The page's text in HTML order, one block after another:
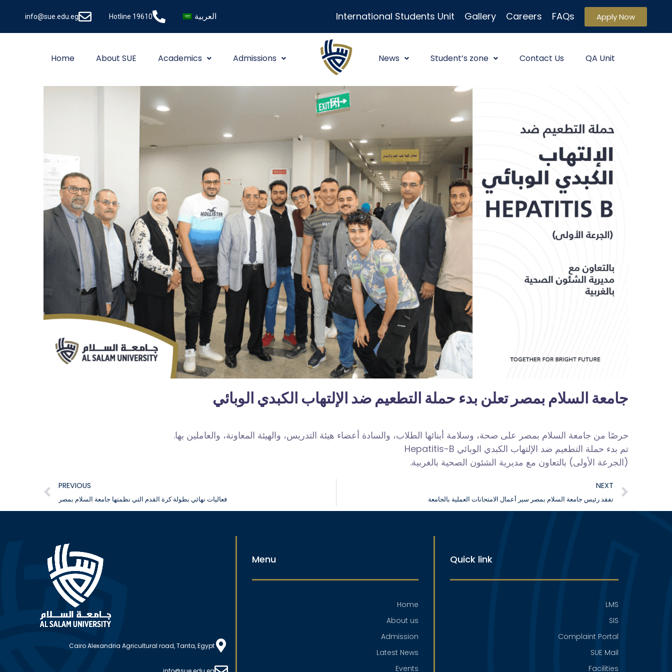
info@sue.edu.eg Hotline 19610 العربية International Students Unit Gallery Careers FAQs Apply Now
Home About SUE Academics Admissions News Student’s zone Contact Us QA Unit
جامعة السلام بمصر تعلن بدء حملة التطعيم ضد الإلتهاب الكبدي الوبائي
حرصًا من جامعة السلام بمصر على صحة، وسلامة أبنائها الطلاب، والسادة أعضاء هيئة التدريس، والهيئة المعاونة، والعاملين بها.
تم بدء حملة التطعيم ضد الإلتهاب الكبدي الوبائي Hepatitis-B
(الجرعة الأولى) بالتعاون مع مديرية الشئون الصحية بالغربية.
PREVIOUS
فعاليات نهائي بطولة كرة القدم التي نظمتها جامعة السلام بمصر
NEXT
تفقد رئيس جامعة السلام بمصر سير أعمال الامتحانات العملية بالجامعة
Cairo Alexandria Agricultural road, Tanta, Egypt
Menu
Home
About us
Admission
Latest News
Events
Quick link
LMS
SIS
Complaint Portal
SUE Mail
Facilities